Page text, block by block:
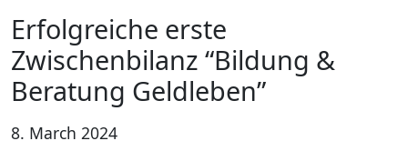
Erfolgreiche erste
Zwischenbilanz “Bildung &
Beratung Geldleben”
8. March 2024